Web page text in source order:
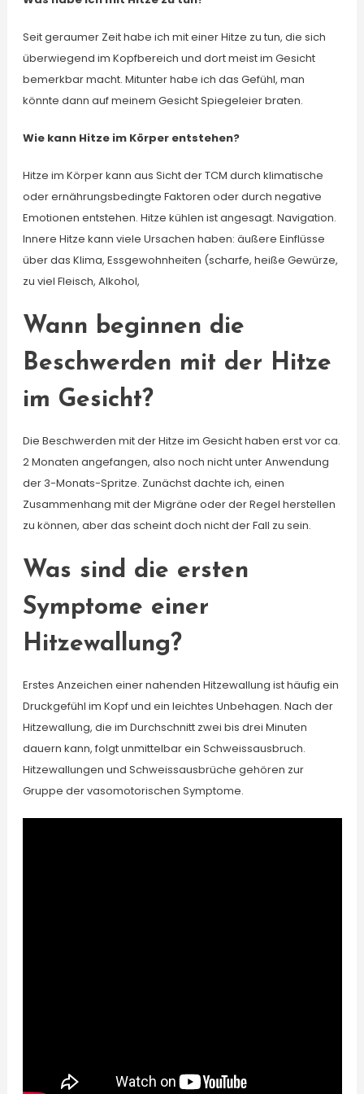
Seit geraumer Zeit habe ich mit einer Hitze zu tun, die sich
überwiegend im Kopfbereich und dort meist im Gesicht
bemerkbar macht. Mitunter habe ich das Gefühl, man
könnte dann auf meinem Gesicht Spiegeleier braten.
Wie kann Hitze im Körper entstehen?
Hitze im Körper kann aus Sicht der TCM durch klimatische
oder ernährungsbedingte Faktoren oder durch negative
Emotionen entstehen. Hitze kühlen ist angesagt. Navigation.
Innere Hitze kann viele Ursachen haben: äußere Einflüsse
über das Klima, Essgewohnheiten (scharfe, heiße Gewürze,
zu viel Fleisch, Alkohol,
Wann beginnen die
Beschwerden mit der Hitze
im Gesicht?
Die Beschwerden mit der Hitze im Gesicht haben erst vor ca.
2 Monaten angefangen, also noch nicht unter Anwendung
der 3-Monats-Spritze. Zunächst dachte ich, einen
Zusammenhang mit der Migräne oder der Regel herstellen
zu können, aber das scheint doch nicht der Fall zu sein.
Was sind die ersten
Symptome einer
Hitzewallung?
Erstes Anzeichen einer nahenden Hitzewallung ist häufig ein
Druckgefühl im Kopf und ein leichtes Unbehagen. Nach der
Hitzewallung, die im Durchschnitt zwei bis drei Minuten
dauern kann, folgt unmittelbar ein Schweissausbruch.
Hitzewallungen und Schweissausbrüche gehören zur
Gruppe der vasomotorischen Symptome.